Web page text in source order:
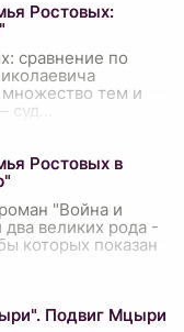
Ростовых:
сравнение по
множество тем и
суд
Ростовых в
"Война и
великих рода -
которых показан
Подвиг Мцыри